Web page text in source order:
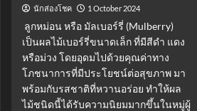
นักส่องโชค 1 October 2024
ลูกหม่อน หรือ มัลเบอร์รี่ (Mulberry)
เป็นผลไม้เบอร์รี่ขนาดเล็ก ที่มีสีดำ แดง
หรือม่วง โดยอุดมไปด้วยคุณค่าทาง
โภชนาการที่มีประโยชน์ต่อสุขภาพ มา
พร้อมกับรสชาติที่หวานอร่อย ทำให้ผล
ไม้ชนิดนี้ได้รับความนิยมมากขึ้นในหมู่ผู้